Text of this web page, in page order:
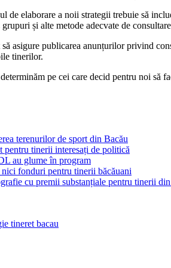
de elaborare a noii strategii trebuie să
și alte metode adecvate de
asigure publicarea anunțurilor privind
tinerilor.
pe cei care decid pentru noi să
terenurilor de sport din Bacău
tinerii interesați de politică
au glume în program
fonduri pentru tinerii băcăuani
cu premii substanțiale pentru tinerii
tineret bacau